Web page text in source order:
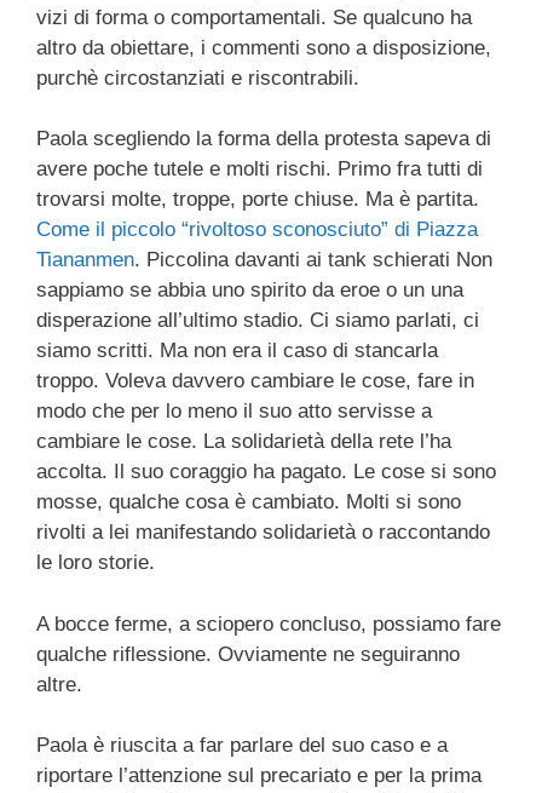
vizi di forma o comportamentali. Se qualcuno ha
altro da obiettare, i commenti sono a disposizione,
purchè circostanziati e riscontrabili.
Paola scegliendo la forma della protesta sapeva di
avere poche tutele e molti rischi. Primo fra tutti di
trovarsi molte, troppe, porte chiuse. Ma è partita.
Come il piccolo “rivoltoso sconosciuto” di Piazza
Tiananmen. Piccolina davanti ai tank schierati Non
sappiamo se abbia uno spirito da eroe o un una
disperazione all’ultimo stadio. Ci siamo parlati, ci
siamo scritti. Ma non era il caso di stancarla
troppo. Voleva davvero cambiare le cose, fare in
modo che per lo meno il suo atto servisse a
cambiare le cose. La solidarietà della rete l’ha
accolta. Il suo coraggio ha pagato. Le cose si sono
mosse, qualche cosa è cambiato. Molti si sono
rivolti a lei manifestando solidarietà o raccontando
le loro storie.
A bocce ferme, a sciopero concluso, possiamo fare
qualche riflessione. Ovviamente ne seguiranno
altre.
Paola è riuscita a far parlare del suo caso e a
riportare l’attenzione sul precariato e per la prima